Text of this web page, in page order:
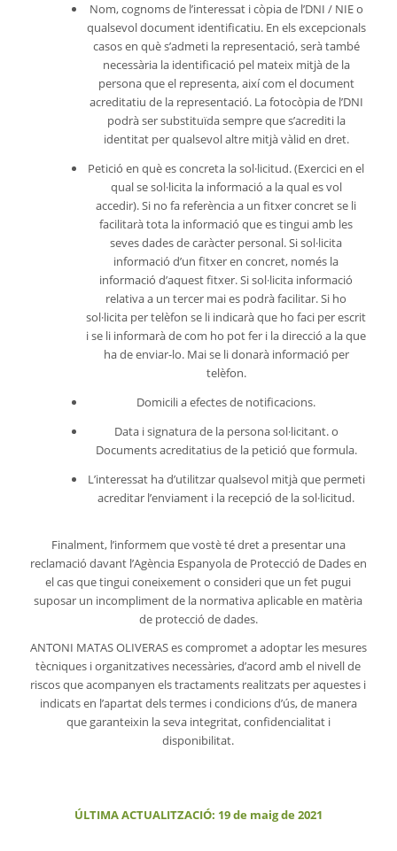
Nom, cognoms de l’interessat i còpia de l’DNI / NIE o
qualsevol document identificatiu. En els excepcionals
casos en què s’admeti la representació, serà també
necessària la identificació pel mateix mitjà de la
persona que el representa, així com el document
acreditatiu de la representació. La fotocòpia de l’DNI
podrà ser substituïda sempre que s’acrediti la
identitat per qualsevol altre mitjà vàlid en dret.
Petició en què es concreta la sol·licitud. (Exercici en el
qual se sol·licita la informació a la qual es vol
accedir). Si no fa referència a un fitxer concret se li
facilitarà tota la informació que es tingui amb les
seves dades de caràcter personal.Si sol·licita
informació d’un fitxer en concret, només la
informació d’aquest fitxer.Si sol·licita informació
relativa a un tercer mai es podrà facilitar. Si ho
sol·licita per telèfon se li indicarà que ho faci per escrit
i se li informarà de com ho pot fer i la direcció a la que
ha de enviar-lo. Mai se li donarà informació per
telèfon.
Domicili a efectes de notificacions.
Data i signatura de la persona sol·licitant. o
Documents acreditatius de la petició que formula.
L’interessat ha d’utilitzar qualsevol mitjà que permeti
acreditar l’enviament i la recepció de la sol·licitud.
Finalment, l’informem que vostè té dret a presentar una
reclamació davant l’Agència Espanyola de Protecció de Dades en
el cas que tingui coneixement o consideri que un fet pugui
suposar un incompliment de la normativa aplicable en matèria
de protecció de dades.
ANTONI MATAS OLIVERAS es compromet a adoptar les mesures
tècniques i organitzatives necessàries, d’acord amb el nivell de
riscos que acompanyen els tractaments realitzats per aquestes i
indicats en l’apartat dels termes i condicions d’ús, de manera
que garanteixin la seva integritat, confidencialitat i
disponibilitat.
ÚLTIMA ACTUALITZACIÓ: 19 de maig de 2021